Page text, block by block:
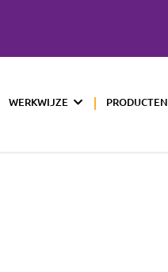
WERKWIJZE PRODUCTEN